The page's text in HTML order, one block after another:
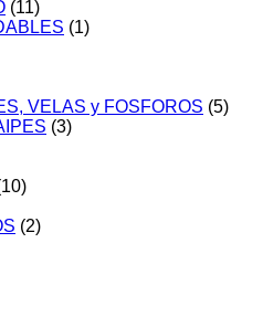
(11)
(1)
VELAS y FOSFOROS (5)
(3)
(2)